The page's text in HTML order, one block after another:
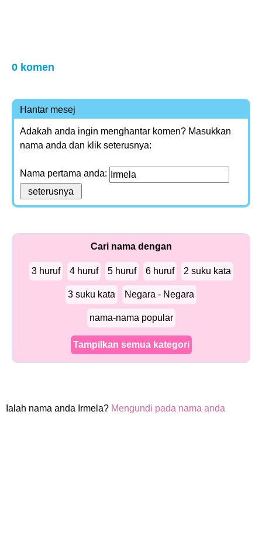
0 komen
Hantar mesej
Adakah anda ingin menghantar komen? Masukkan
nama anda dan klik seterusnya:
Nama pertama anda:
Cari nama dengan
3 huruf 4 huruf 5 huruf 6 huruf 2 suku kata
3 suku kata Negara - Negara
nama-nama popular
Tampilkan semua kategori
Ialah nama anda Irmela? Mengundi pada nama anda